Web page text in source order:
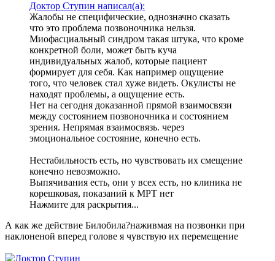
Доктор Ступин написал(а):
Жалобы не специфические, однозначно сказать
что это проблема позвоночника нельзя.
Миофасциальный синдром такая штука, что кроме
конкретной боли, может быть куча
индивидуальных жалоб, которые пациент
формирует для себя. Как например ощущение
того, что человек стал хуже видеть. Окулисты не
находят проблемы, а ощущение есть.
Нет на сегодня доказанной прямой взаимосвязи
между состоянием позвоночника и состоянием
зрения. Непрямая взаимосвязь. через
эмоциональное состояние, конечно есть.
Нестабильность есть, но чувствовать их смещение
конечно невозможно.
Выпячивания есть, они у всех есть, но клиника не
корешковая, показаний к МРТ нет
Нажмите для раскрытия...
А как же действие Билобила?наживмая на позвонки при
наклоненой вперед голове я чувствую их перемещение